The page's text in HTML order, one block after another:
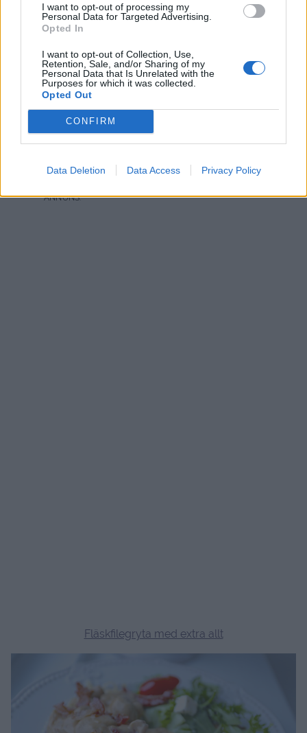
I want to opt-out of processing my
Personal Data for Targeted Advertising.
Opted In
I want to opt-out of Collection, Use,
Retention, Sale, and/or Sharing of my
Personal Data that Is Unrelated with the
Purposes for which it was collected.
Opted Out
CONFIRM
Data Deletion Data Access Privacy Policy
Fyra middagstips till
helgen
Fredag idag och jag tänkte tipsa om fyra goda middag.
Det blir ett tips med fläskfile, ett med kyckling och ett
med oxfile & ett med fisk såklart. Klicka på länken över
kanske fisk ?
Fläskfilegryta med extra allt